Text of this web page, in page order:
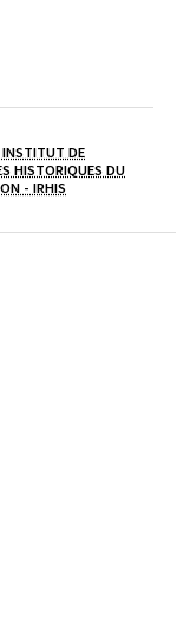
DE
HISTORIQUES DU
- IRHIS(OUVERTURE